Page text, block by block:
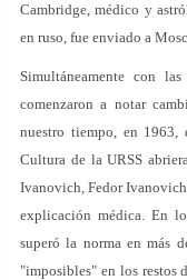
Cambridge, médico y
en ruso, fue enviado a
Simultáneamente con
comenzaron a notar
nuestro tiempo, en
Cultura de la URSS
Ivanovich, Fedor
explicación médica. En
superó la norma en más
"imposibles" en los restos